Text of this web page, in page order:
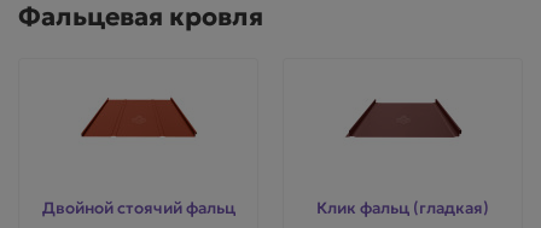
Фальцевая кровля
Двойной стоячий фальц Клик фальц (гладкая)